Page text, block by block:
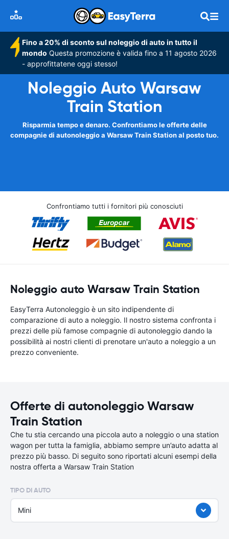
Fino a 20% di sconto sul noleggio di auto in tutto il
mondo Questa promozione è valida fino a 11 agosto 2026
- approfittatene oggi stesso!
Noleggio Auto Warsaw
Train Station
Risparmia tempo e denaro. Confrontiamo le offerte delle
compagnie di autonoleggio a Warsaw Train Station al posto tuo.
Confrontiamo tutti i fornitori più conosciuti
Noleggio auto Warsaw Train Station
EasyTerra Autonoleggio è un sito indipendente di
comparazione di auto a noleggio. Il nostro sistema confronta i
prezzi delle più famose compagnie di autonoleggio dando la
possibilità ai nostri clienti di prenotare un'auto a noleggio a un
prezzo conveniente.
Offerte di autonoleggio Warsaw
Train Station
Che tu stia cercando una piccola auto a noleggio o una station
wagon per tutta la famiglia, abbiamo sempre un’auto adatta al
prezzo più basso. Di seguito sono riportati alcuni esempi della
nostra offerta a Warsaw Train Station
TIPO DI AUTO
Mini